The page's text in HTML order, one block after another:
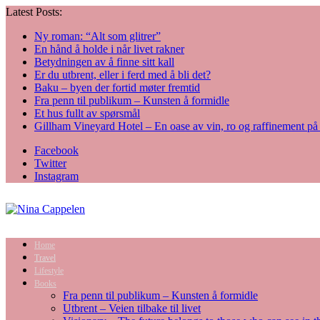
Latest Posts:
Ny roman: “Alt som glitrer”
En hånd å holde i når livet rakner
Betydningen av å finne sitt kall
Er du utbrent, eller i ferd med å bli det?
Baku – byen der fortid møter fremtid
Fra penn til publikum – Kunsten å formidle
Et hus fullt av spørsmål
Gillham Vineyard Hotel – En oase av vin, ro og raffinement
Facebook
Twitter
Instagram
Home
Travel
Lifestyle
Books
Fra penn til publikum – Kunsten å formidle
Utbrent – Veien tilbake til livet